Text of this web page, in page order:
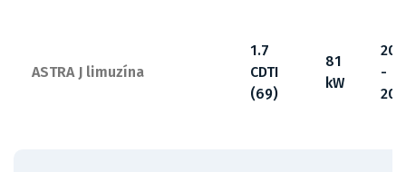
ASTRA J limuzína
1.7
CDTI
(69)
81
kW
-